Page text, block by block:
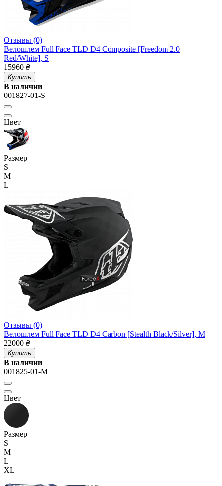
Отзывы (0)
Велошлем Full Face TLD D4 Composite [Freedom 2.0
Red/White], S
15960 ₴
Купить
В наличии
001827-01-S
Цвет
Размер
S
M
L
Отзывы (0)
Велошлем Full Face TLD D4 Carbon [Stealth Black/Silver], M
22000 ₴
Купить
В наличии
001825-01-M
Цвет
Размер
S
M
L
XL